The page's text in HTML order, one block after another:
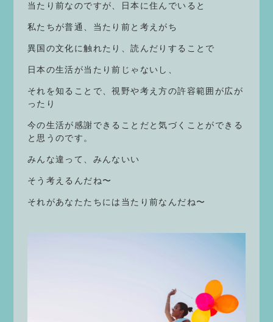
当たり前なのですが、日本に住んでいると
私たちが普通、当たり前と考えがち
異国の文化に触れたり、読んだりすることで
日本の生活が当たり前じゃないし、
それを知ることで、視野や考え方の許容範囲が広が
ったり
今の生活が感謝できることだと気づくことができる
と思うのです。
みんな違って、みんないい
そう考えるんだね〜
それがあなたたちには当たり前なんだね〜